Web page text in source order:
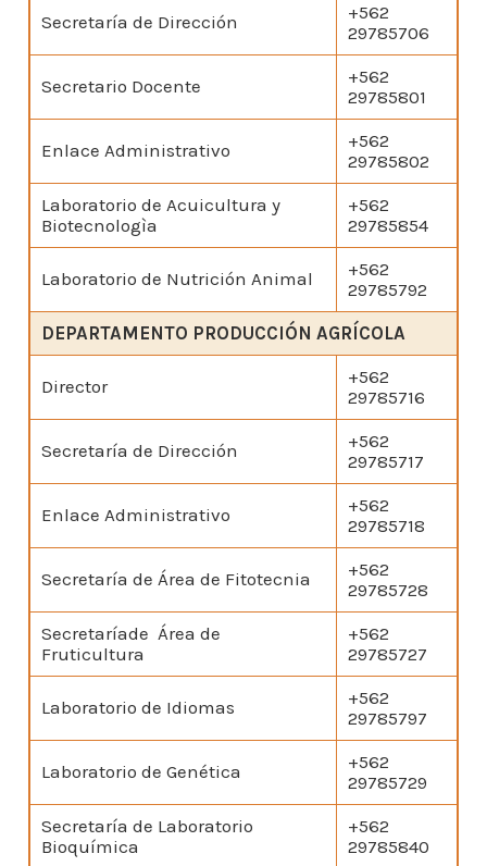
Secretaría de Dirección
+562
29785706
Secretario Docente
+562
29785801
Enlace Administrativo
+562
29785802
Laboratorio de Acuicultura y
Biotecnologìa
+562
29785854
Laboratorio de Nutrición Animal
+562
29785792
DEPARTAMENTO PRODUCCIÓN AGRÍCOLA
Director
+562
29785716
Secretaría de Dirección
+562
29785717
Enlace Administrativo
+562
29785718
Secretaría de Área de Fitotecnia
+562
29785728
Secretaríade Área de
Fruticultura
+562
29785727
Laboratorio de Idiomas
+562
29785797
Laboratorio de Genética
+562
29785729
Secretaría de Laboratorio
Bioquímica
+562
29785840